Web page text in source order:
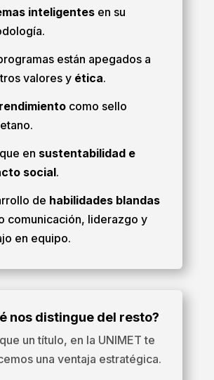
inteligentesen su
están apegados a
valores y ética.
como sello
en sustentabilidad e
social.
de habilidades blandas
comunicación, liderazgo y
en equipo.
nos distingue del resto?
un título, en la UNIMET te
una ventaja estratégica.